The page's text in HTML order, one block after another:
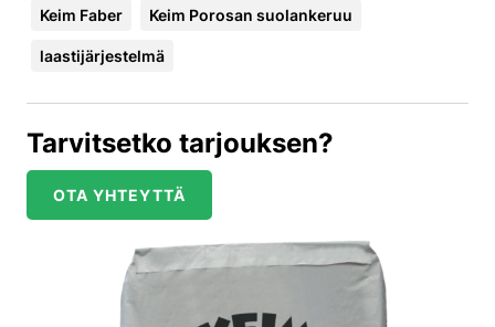
Keim Faber Keim Porosan suolankeruu
laastijärjestelmä
Tarvitsetko tarjouksen?
OTA YHTEYTTÄ